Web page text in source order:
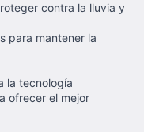
contra la lluvia y
para mantener la
la tecnología
ofrecer el mejor